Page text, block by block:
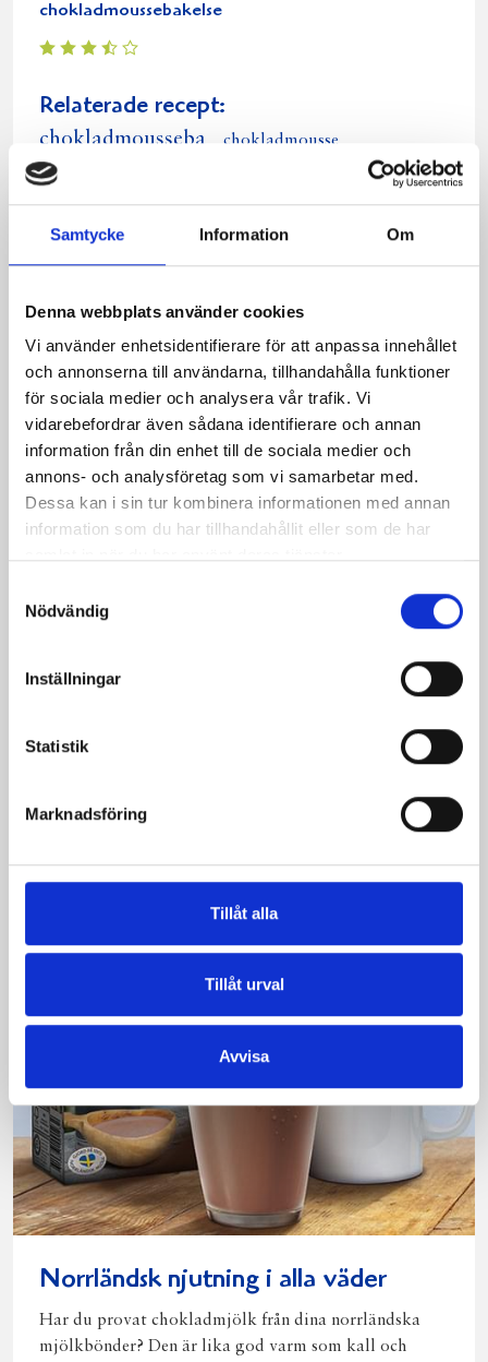
Samtycke Information Om
Denna webbplats använder cookies
Vi använder enhetsidentifierare för att anpassa innehållet
och annonserna till användarna, tillhandahålla funktioner
för sociala medier och analysera vår trafik. Vi
vidarebefordrar även sådana identifierare och annan
information från din enhet till de sociala medier och
annons- och analysföretag som vi samarbetar med.
Dessa kan i sin tur kombinera informationen med annan
information som du har tillhandahållit eller som de har
Nödvändig
Inställningar
Statistik
Marknadsföring
Tillåt alla
Tillåt urval
Avvisa
chokladmoussebakelse
Relaterade recept:
chokladmousseba chokladmousse
chokladmo mousse
Dela
på
Dela
på
Dela
på
via
post
Skriv
ut
Bäst i test: Norrmejeriers laktosfria
mjölk
är bäst i smaktest när norrlänningarna sagt sitt. Fler än
200 norrlänningar fick deltog vid provsmakningen. Vår
Norrländsk njutning i alla väder
Har du provat chokladmjölk från dina norrländska
mjölkbönder? Den är lika god varm som kall och